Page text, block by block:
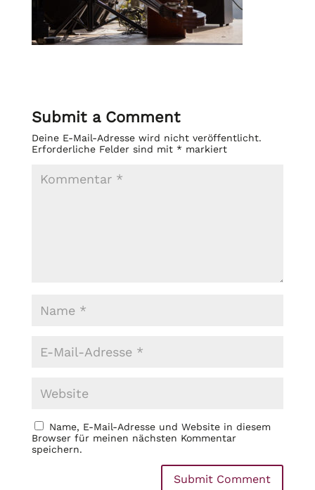
Submit a Comment
Deine E-Mail-Adresse wird nicht veröffentlicht.
Erforderliche Felder sind mit *markiert
Name, E-Mail-Adresse und Website in diesem
Browser für meinen nächsten Kommentar
speichern.